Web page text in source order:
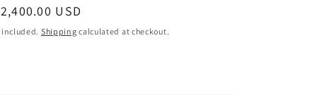
USD
included. Shipping calculated at checkout.